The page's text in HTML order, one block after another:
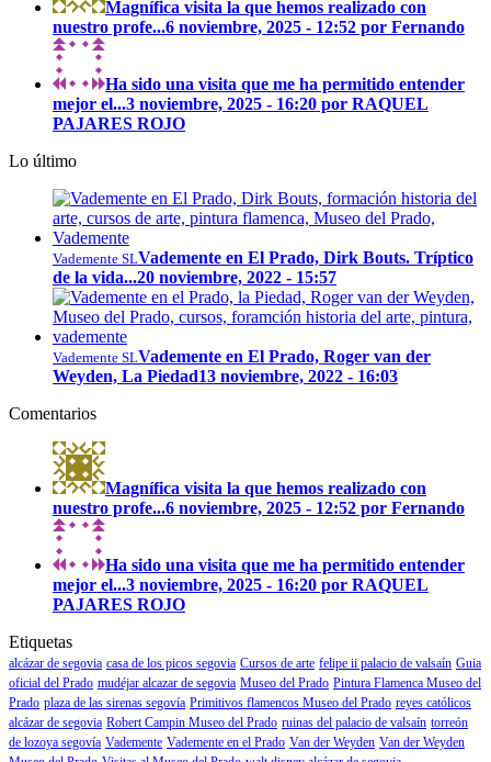
Magnífica visita la que hemos realizado con
nuestro profe...6 noviembre, 2025 - 12:52 por Fernando
Ha sido una visita que me ha permitido entender
mejor el...3 noviembre, 2025 - 16:20 por RAQUEL
PAJARES ROJO
Lo último
Vademente SLVademente en El Prado, Dirk Bouts. Tríptico
de la vida...20 noviembre, 2022 - 15:57
Vademente SLVademente en El Prado, Roger van der
Weyden, La Piedad13 noviembre, 2022 - 16:03
Comentarios
Magnífica visita la que hemos realizado con
nuestro profe...6 noviembre, 2025 - 12:52 por Fernando
Ha sido una visita que me ha permitido entender
mejor el...3 noviembre, 2025 - 16:20 por RAQUEL
PAJARES ROJO
Etiquetas
alcázar de segovia casa de los picos segovia Cursos de arte felipe ii palacio de valsaín Guia
oficial del Prado mudéjar alcazar de segovia Museo del Prado Pintura Flamenca Museo del
Prado plaza de las sirenas segovía Primitivos flamencos Museo del Prado reyes católicos
alcázar de segovia Robert Campin Museo del Prado ruinas del palacio de valsaín torreón
de lozoya segovía Vademente Vademente en el Prado Van der Weyden Van der Weyden